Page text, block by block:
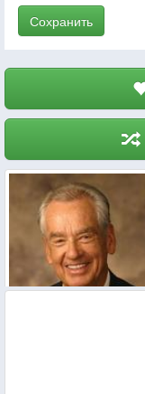
Сохранить